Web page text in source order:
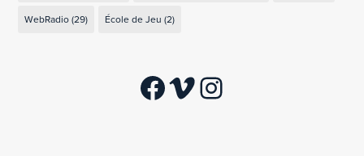
WebRadio(29) École de Jeu (2)
Facebook
VimeoInstagram